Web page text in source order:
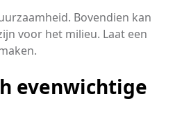
Bovendien kan
voor het milieu. Laat een
evenwichtige